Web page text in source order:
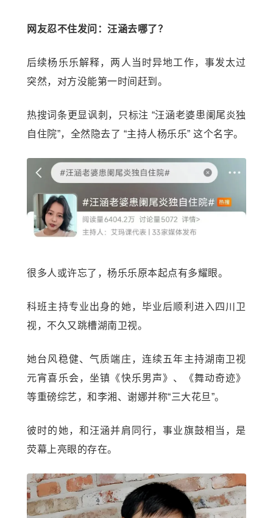
网友忍不住发问：汪涵去哪了？
后续杨乐乐解释，两人当时异地工作，事发太过
突然，对方没能第一时间赶到。
热搜词条更显讽刺，只标注 “汪涵老婆患阑尾炎独
自住院”，全然隐去了 “主持人杨乐乐” 这个名字。
很多人或许忘了，杨乐乐原本起点有多耀眼。
科班主持专业出身的她，毕业后顺利进入四川卫
视，不久又跳槽湖南卫视。
她台风稳健、气质端庄，连续五年主持湖南卫视
元宵喜乐会，坐镇《快乐男声》、《舞动奇迹》
等重磅综艺，和李湘、 谢娜并称“三大花旦”。
彼时的她，和汪涵并肩同行，事业旗鼓相当，是
荧幕上亮眼的存在。